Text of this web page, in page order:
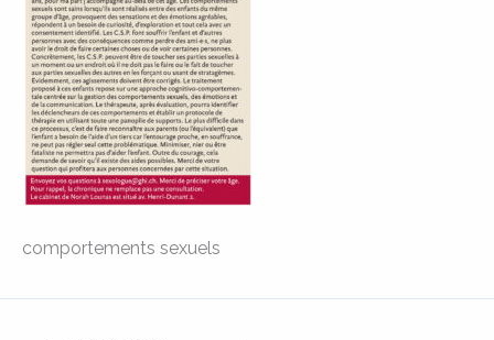
comportements sexuels